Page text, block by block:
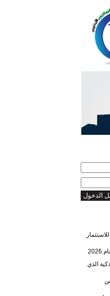
الدولي للاستثمار
الذي